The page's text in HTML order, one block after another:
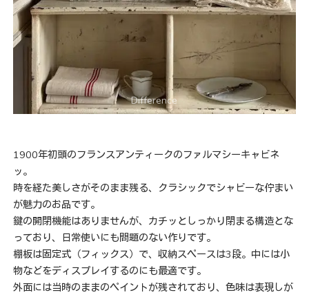
1900年初頭のフランスアンティークのファルマシーキャビネ
ッ。
時を経た美しさがそのまま残る、クラシックでシャビーな佇まい
が魅力のお品です。
鍵の開閉機能はありませんが、カチッとしっかり閉まる構造とな
っており、日常使いにも問題のない作りです。
棚板は固定式（フィックス）で、収納スペースは3段。中には小
物などをディスプレイするのにも最適です。
外面には当時のままのペイントが残されており、色味は表現しが